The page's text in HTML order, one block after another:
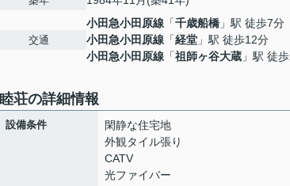
交通
小田急小田原線 「千歳船橋 」駅 徒歩7分
小田急小田原線 「経堂 」駅 徒歩12分
小田急小田原線 「祖師ヶ谷大蔵 」駅 徒
睦荘の詳細情報
設備条件
閑静な住宅地
外観タイル張り
CATV
光ファイバー